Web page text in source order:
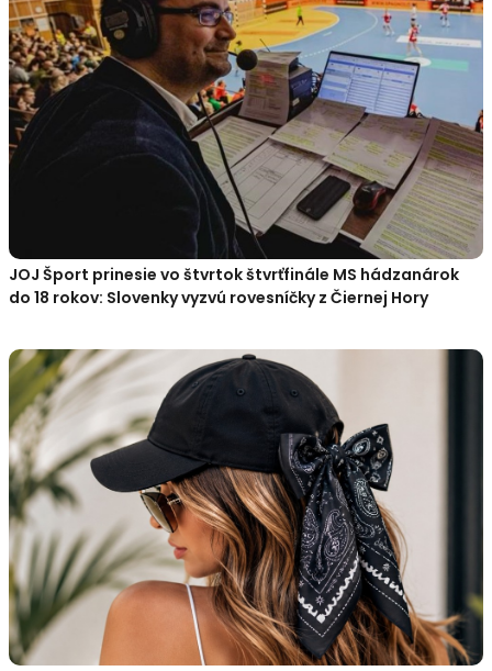
JOJ Šport prinesie vo štvrtok štvrťfinále MS hádzanárok
do 18 rokov: Slovenky vyzvú rovesníčky z Čiernej Hory